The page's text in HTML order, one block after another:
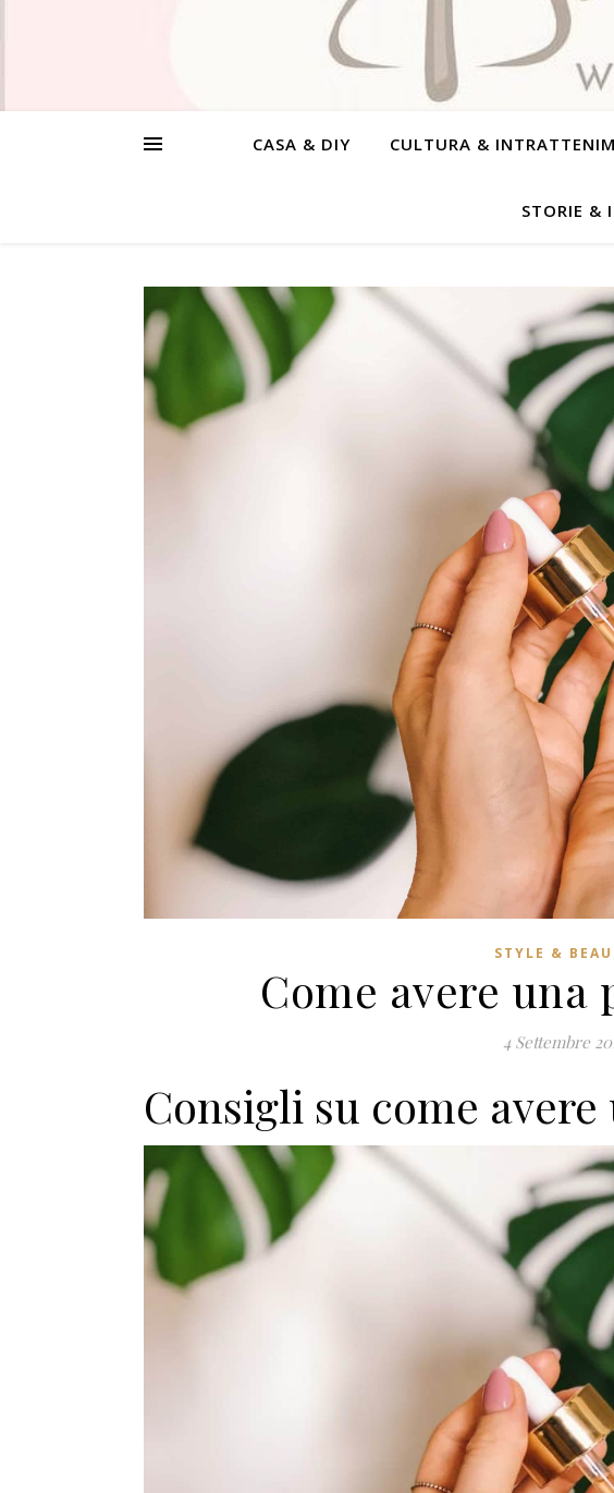
CASA & DIY CULTURA &
STORIE &
STYLE &
Come avere una
4 Settembre
Consigli su come